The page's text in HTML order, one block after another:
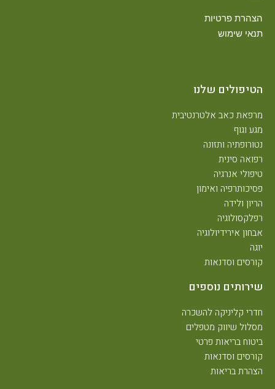
הצהרת פרטיות
תנאי שימוש
הטיפולים שלנו
מרפאת כאב אלטרנטיבית
מגע וגוף
נטורופתיה ותזונה
רפואה סינית
טיפולי אנרגיה
פסיכותרפיה ואימון
הריון ולידה
רפלקסולוגיה
אבחון אירידיולוגיה
יוגה
קורסים וסדנאות
שירותים נוספים
חדרי קליניקה להשכרה
מסלול שיווק מטפלים
ביטוח בריאות פרטי
קורסים וסדנאות
הצהרת בריאות